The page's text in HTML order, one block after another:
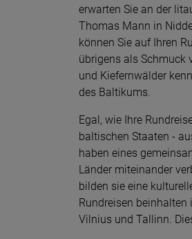
erwarten Sie an der
Thomas Mann in
können Sie auf Ihren
übrigens als Schmuck
und Kiefernwälder
des Baltikums.
Egal, wie Ihre
baltischen Staaten -
haben eines
Länder miteinander
bilden sie eine
Rundreisen beinhalten
Vilnius und Tallinn.